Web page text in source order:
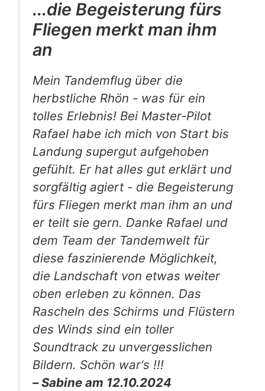
...die Begeisterung fürs
Fliegen merkt man ihm
an
Mein Tandemflug über die
herbstliche Rhön - was für ein
tolles Erlebnis! Bei Master-Pilot
Rafael habe ich mich von Start bis
Landung supergut aufgehoben
gefühlt. Er hat alles gut erklärt und
sorgfältig agiert - die Begeisterung
fürs Fliegen merkt man ihm an und
er teilt sie gern. Danke Rafael und
dem Team der Tandemwelt für
diese faszinierende Möglichkeit,
die Landschaft von etwas weiter
oben erleben zu können. Das
Rascheln des Schirms und Flüstern
des Winds sind ein toller
Soundtrack zu unvergesslichen
Bildern. Schön war‘s !!!
– Sabine am 12.10.2024